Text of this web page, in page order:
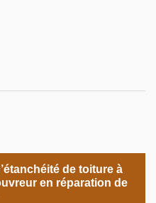
de toiture à
en réparation de